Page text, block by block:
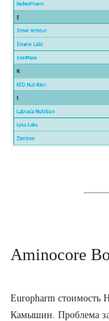
Aminocore
Europharm стоимость
Камышин. Проблема